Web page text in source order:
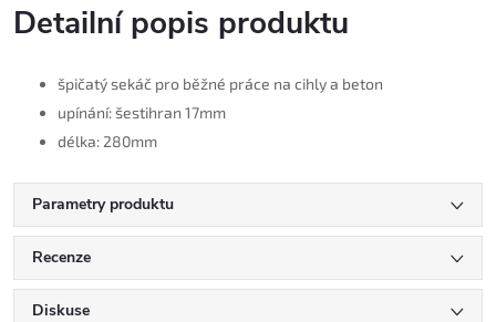
Detailní popis produktu
špičatý sekáč pro běžné práce na cihly a beton
upínání: šestihran 17mm
délka: 280mm
Parametry produktu
Recenze
Diskuse